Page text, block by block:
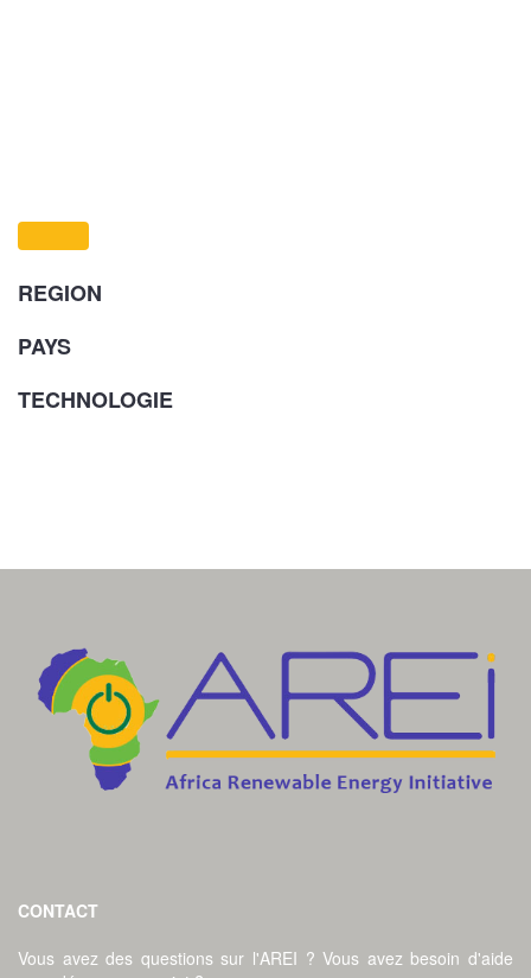
REGION
PAYS
TECHNOLOGIE
CONTACT
Vous avez des questions sur l'AREI ? Vous avez besoin d'aide